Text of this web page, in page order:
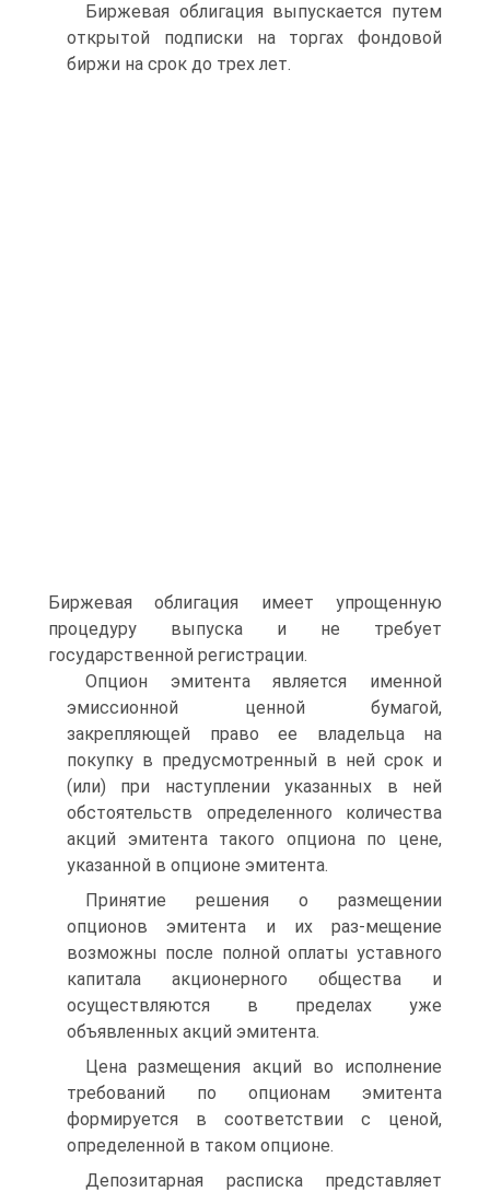
Биржевая облигация выпускается путем
открытой подписки на торгах фондовой
биржи на срок до трех лет.
Биржевая облигация имеет упрощенную
процедуру выпуска и не требует
государственной регистрации.
Опцион эмитента является именной
эмиссионной ценной бумагой,
закрепляющей право ее владельца на
покупку в предусмотренный в ней срок и
(или) при наступлении указанных в ней
обстоятельств определенного количества
акций эмитента такого опциона по цене,
указанной в опционе эмитента.
Принятие решения о размещении
опционов эмитента и их раз-мещение
возможны после полной оплаты уставного
капитала акционерного общества и
осуществляются в пределах уже
объявленных акций эмитента.
Цена размещения акций во исполнение
требований по опционам эмитента
формируется в соответствии с ценой,
определенной в таком опционе.
Депозитарная расписка представляет